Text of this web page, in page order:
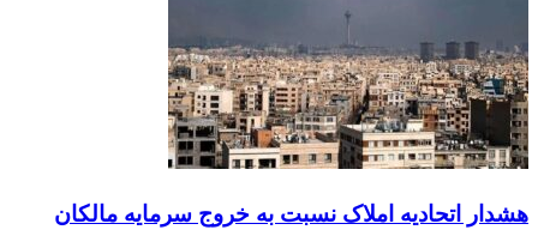
اتحادیه املاک نسبت به خروج سرمایه مالکان